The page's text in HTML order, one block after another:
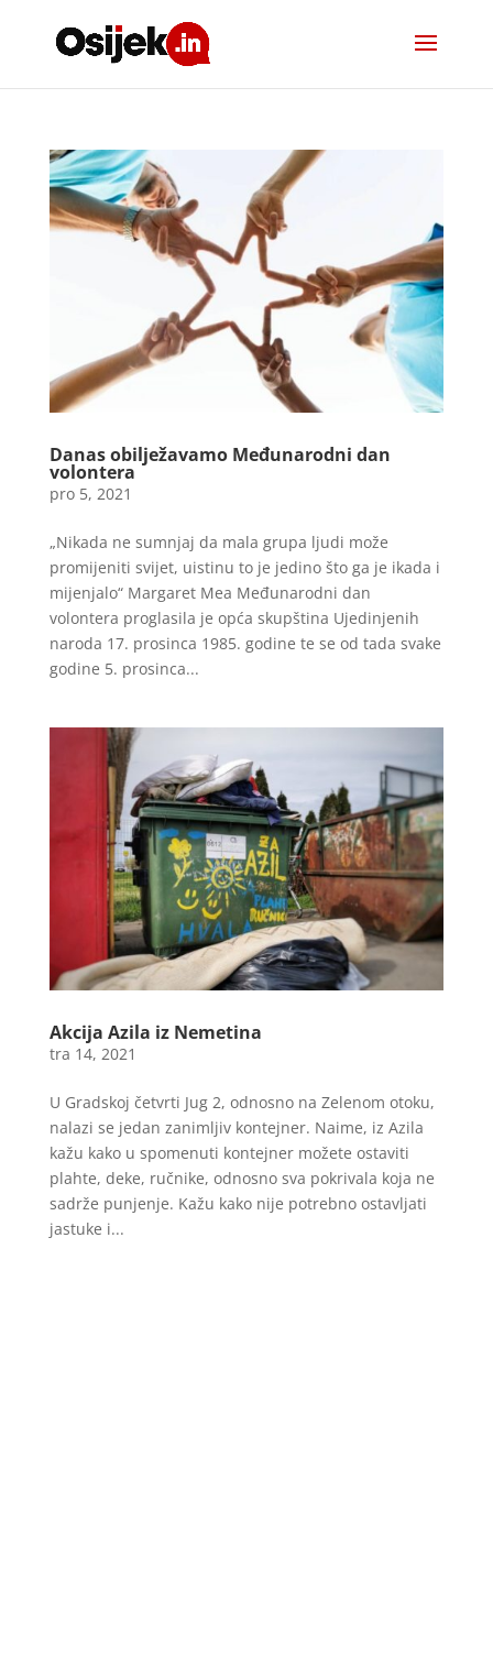
Danas obilježavamo Međunarodni dan
volontera
pro 5, 2021
„Nikada ne sumnjaj da mala grupa ljudi može
promijeniti svijet, uistinu to je jedino što ga je ikada i
mijenjalo“ Margaret Mea Međunarodni dan
volontera proglasila je opća skupština Ujedinjenih
naroda 17. prosinca 1985. godine te se od tada svake
godine 5. prosinca...
Akcija Azila iz Nemetina
tra 14, 2021
U Gradskoj četvrti Jug 2, odnosno na Zelenom otoku,
nalazi se jedan zanimljiv kontejner. Naime, iz Azila
kažu kako u spomenuti kontejner možete ostaviti
plahte, deke, ručnike, odnosno sva pokrivala koja ne
sadrže punjenje. Kažu kako nije potrebno ostavljati
jastuke i...